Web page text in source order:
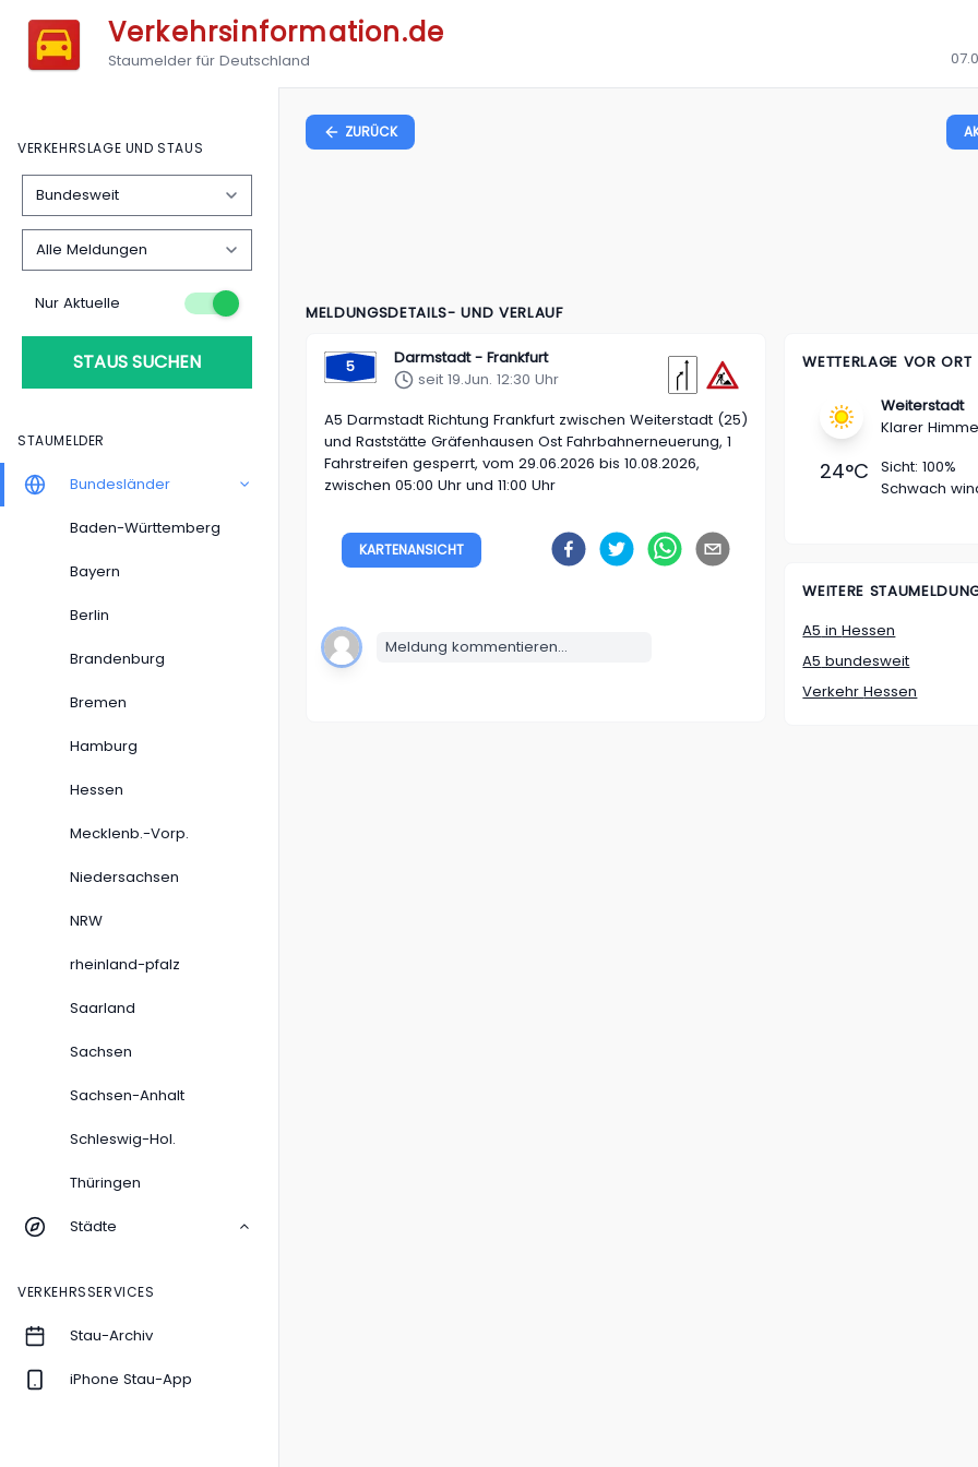
Verkehrsinformation.de
Staumelder für Deutschland
VERKEHRSLAGE UND STAUS
Nur Aktuelle
STAUS SUCHEN
STAUMELDER
Bundesländer
Baden-Württemberg
Bayern
Berlin
Brandenburg
Bremen
Hamburg
Hessen
Mecklenb.-Vorp.
Niedersachsen
NRW
rheinland-pfalz
Saarland
Sachsen
Sachsen-Anhalt
Schleswig-Hol.
Thüringen
Städte
VERKEHRSSERVICES
Stau-Archiv
iPhone Stau-App
ZURÜCK
MELDUNGSDETAILS- UND VERLAUF
5
Darmstadt - Frankfurt
seit 19.Jun. 12:30 Uhr
A5 Darmstadt Richtung Frankfurt zwischen Weiterstadt (25)
und Raststätte Gräfenhausen Ost Fahrbahnerneuerung, 1
Fahrstreifen gesperrt, vom 29.06.2026 bis 10.08.2026,
zwischen 05:00 Uhr und 11:00 Uhr
KARTENANSICHT
Meldung kommentieren...
WETTERLAGE VOR ORT
Weiterstadt
Klarer
24°C Sicht:100%
Schwach
WEITERE
A5 inHessen
A5 bundesweit
VerkehrHessen